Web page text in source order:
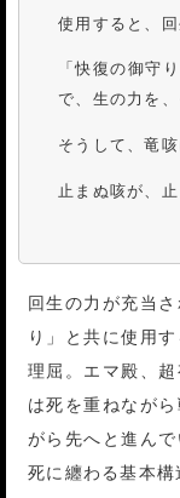
使用すると、
「快復の御守
で、生の力を
そうして、竜
止まぬ咳が、
回生の力が充当
り」と共に使用
理屈。エマ殿、
は死を重ねなが
がら先へと進ん
死に纏わる基本構